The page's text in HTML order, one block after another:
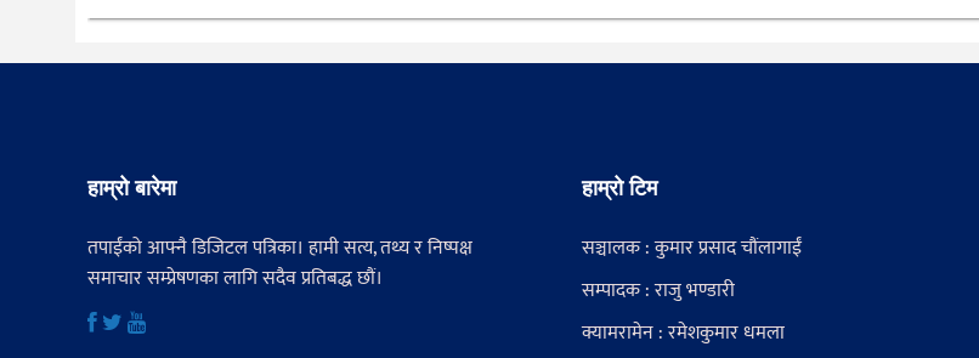
हाम्रो बारेमा
तपाईंको आफ्नै डिजिटल पत्रिका। हामी सत्य, तथ्य र निष्पक्ष
समाचार सम्प्रेषणका लागि सदैव प्रतिबद्ध छौं।
हाम्रो टिम
सञ्चालक : कुमार प्रसाद चौंलागाईं
सम्पादक : राजु भण्डारी
क्यामरामेन : रमेशकुमार धमला